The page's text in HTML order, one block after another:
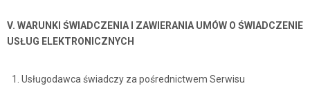
V. WARUNKI ŚWIADCZENIA I ZAWIERANIA UMÓW O ŚWIADCZENIE
USŁUG ELEKTRONICZNYCH
Usługodawca świadczy za pośrednictwem Serwisu